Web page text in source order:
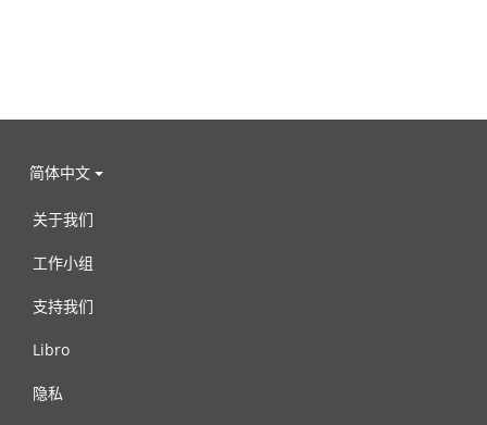
简体中文
关于我们
工作小组
支持我们
Libro
隐私